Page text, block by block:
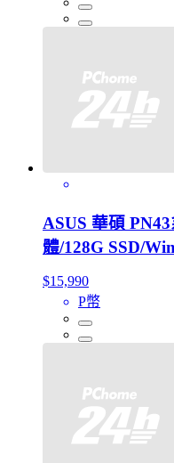
ASUS 華碩
體/128G SSD/
$15,990
P幣